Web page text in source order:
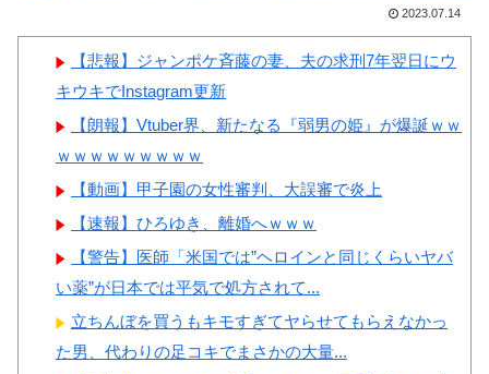
地震、その時の日本の医療スタ
ッフたちの姿をご覧ください」
いう姿は韓国も見習わないと」
うに行動したはずだ」【熊本地
震】
Powered by livedoor 相互RSS
2023.07.14
【悲報】ジャンポケ斉藤の妻、夫の求刑7年翌日にウ
キウキでInstagram更新
【朗報】Vtuber界、新たなる『弱男の姫』が爆誕ｗｗ
ｗｗｗｗｗｗｗｗｗ
【動画】甲子園の女性審判、大誤審で炎上
【速報】ひろゆき、離婚へｗｗｗ
【警告】医師「米国では”ヘロインと同じくらいヤバ
い薬”が日本では平気で処方されて...
立ちんぼを買うもキモすぎてヤらせてもらえなかっ
た男、代わりの足コキでまさかの大量...